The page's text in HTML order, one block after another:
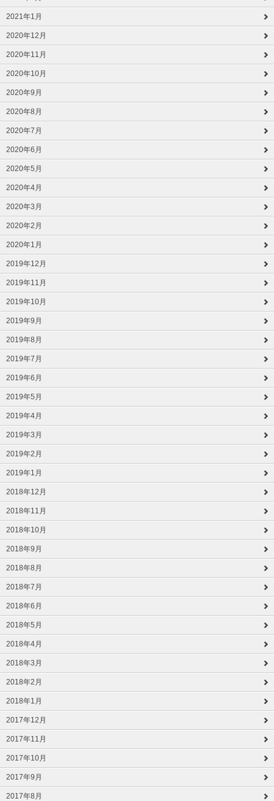
2021年1月
2020年12月
2020年11月
2020年10月
2020年9月
2020年8月
2020年7月
2020年6月
2020年5月
2020年4月
2020年3月
2020年2月
2020年1月
2019年12月
2019年11月
2019年10月
2019年9月
2019年8月
2019年7月
2019年6月
2019年5月
2019年4月
2019年3月
2019年2月
2019年1月
2018年12月
2018年11月
2018年10月
2018年9月
2018年8月
2018年7月
2018年6月
2018年5月
2018年4月
2018年3月
2018年2月
2018年1月
2017年12月
2017年11月
2017年10月
2017年9月
2017年8月